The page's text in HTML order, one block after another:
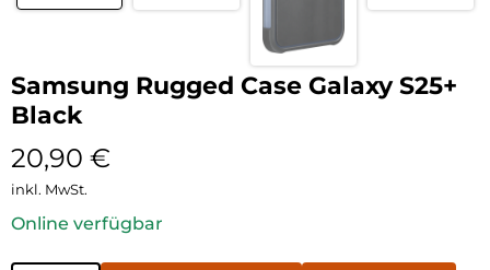
Samsung Rugged Case Galaxy S25+
Black
20,90 €
inkl. MwSt.
Online verfügbar